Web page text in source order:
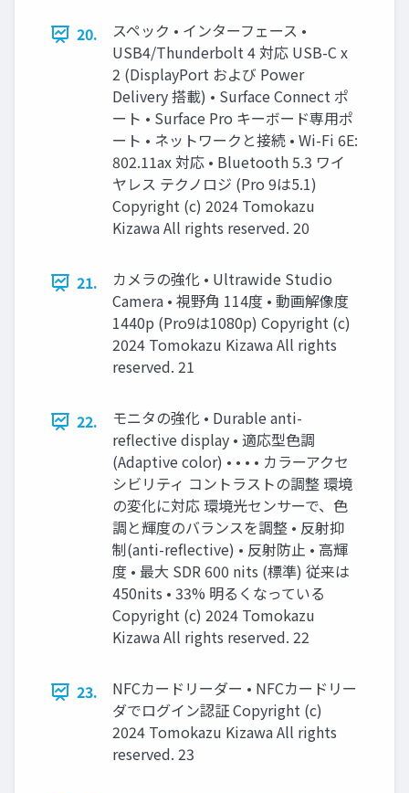
20.
スペック • インターフェース •
USB4/Thunderbolt 4 対応 USB-C x
2 (DisplayPort および Power
Delivery 搭載) • Surface Connect ポ
ート • Surface Pro キーボード専用ポ
ート • ネットワークと接続 • Wi-Fi 6E:
802.11ax 対応 • Bluetooth 5.3 ワイ
ヤレス テクノロジ (Pro 9は5.1)
Copyright (c) 2024 Tomokazu
Kizawa All rights reserved. 20
21.
カメラの強化 • Ultrawide Studio
Camera • 視野角 114度 • 動画解像度
1440p (Pro9は1080p) Copyright (c)
2024 Tomokazu Kizawa All rights
reserved. 21
22.
モニタの強化 • Durable anti-
reflective display • 適応型色調
(Adaptive color) • • • • カラーアクセ
シビリティ コントラストの調整 環境
の変化に対応 環境光センサーで、色
調と輝度のバランスを調整 • 反射抑
制(anti-reflective) • 反射防止 • 高輝
度 • 最大 SDR 600 nits (標準) 従来は
450nits • 33% 明るくなっている
Copyright (c) 2024 Tomokazu
Kizawa All rights reserved. 22
23.
NFCカードリーダー • NFCカードリー
ダでログイン認証 Copyright (c)
2024 Tomokazu Kizawa All rights
reserved. 23